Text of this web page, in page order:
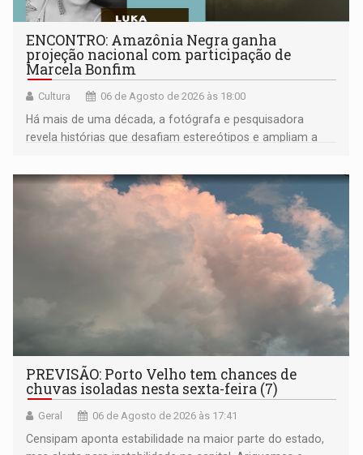
ENCONTRO: Amazônia Negra ganha
projeção nacional com participação de
Marcela Bonfim
Cultura 06 de Agosto de 2026 às 18:00
Há mais de uma década, a fotógrafa e pesquisadora
revela histórias que desafiam estereótipos e ampliam a
negras
PREVISÃO: Porto Velho tem chances de
chuvas isoladas nesta sexta-feira (7)
Geral 06 de Agosto de 2026 às 17:41
Censipam aponta estabilidade na maior parte do estado,